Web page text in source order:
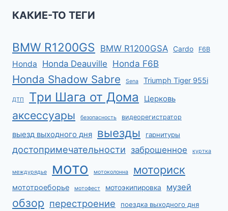
КАКИЕ-ТО ТЕГИ
BMW R1200GS BMW R1200GSA Cardo F6B
Honda Honda Deauville Honda F6B
Honda Shadow Sabre Sena Triumph Tiger 955i
ДТП Три Шага от Дома Церковь
аксессуары безопасность видеорегистратор
выезд выходного дня выезды гарнитуры
достопримечательности заброшенное куртка
междурядье мото мотоколонна моториск
мототроеборье мотофест мотоэкипировка музей
обзор перестроение поездка выходного дня